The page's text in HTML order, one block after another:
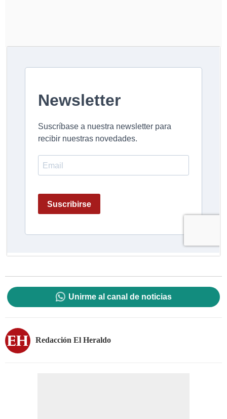
Unirme al canal de noticias
Redacción El Heraldo